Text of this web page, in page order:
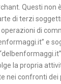
Questi non
di terzi
di
e
la propria
nei confronti dei